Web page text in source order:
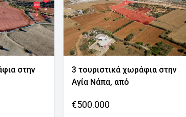
στην
3 τουριστικά χωράφια στην
Αγία Νάπα, από
€500.000